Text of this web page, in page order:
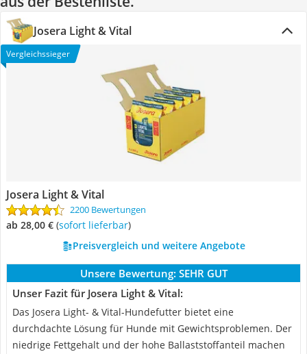
Josera Light & Vital
Vergleichssieger
Josera Light & Vital
2200 Bewertungen
ab 28,00 € ( Sofort lieferbar)
Preisvergleich und weitere Angebote
Unsere Bewertung: SEHR GUT
Unser Fazit für Josera Light & Vital:
Das Josera Light- & Vital-Hundefutter bietet eine
durchdachte Lösung für Hunde mit Gewichtsproblemen. Der
niedrige Fettgehalt und der hohe Ballaststoffanteil machen